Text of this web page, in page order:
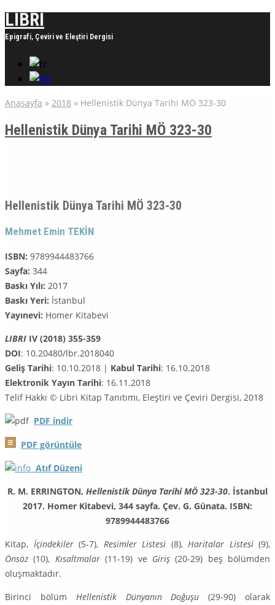
LIBRI
Epigrafi, Çeviri ve Eleştiri Dergisi
Anasayfa » 2018 » Hellenistik Dünya Tarihi MÖ 323-30
Hellenistik Dünya Tarihi MÖ 323-30
Hellenistik Dünya Tarihi MÖ 323-30
Mehmet Emin TEKİN
ISBN: 9789944483766
Sayfa: 344
Baskı Yılı: 2017
Baskı Yeri: İstanbul
Yayınevi: Homer Kitabevi
LIBRI IV (2018) 355-359
DOI: 10.20480/lbr.2018040
Geliş Tarihi: 10.10.2018 | Kabul Tarihi: 16.10.2018
Elektronik Yayın Tarihi: 16.11.2018
Telif Hakkı © Libri Kitap Tanıtımı, Eleştiri ve Çeviri Dergisi, 2018
PDF indir
PDF görüntüle
Atıf Düzeni
R. M. ERRINGTON, Hellenistik Dünya Tarihi MÖ 323-30. İstanbul
2017. Homer Kitabevi, 344 sayfa. Çev. G. Günata. ISBN:
9789944483766
Kitap, İçindekiler(5-7), Resimler Listesi (8), Haritalar Listesi(9),
Önsöz (10), Kısaltmalar(11-19) ve Giriş(20-29) beş bölümden
oluşmaktadır.
Birinci bölüm Hellenistik Dünyanın Doğuşu (29-90) olarak